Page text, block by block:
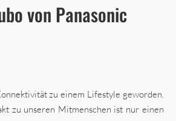
von Panasonic
zu einem Lifestyle geworden.
zu unseren Mitmenschen ist nur einen